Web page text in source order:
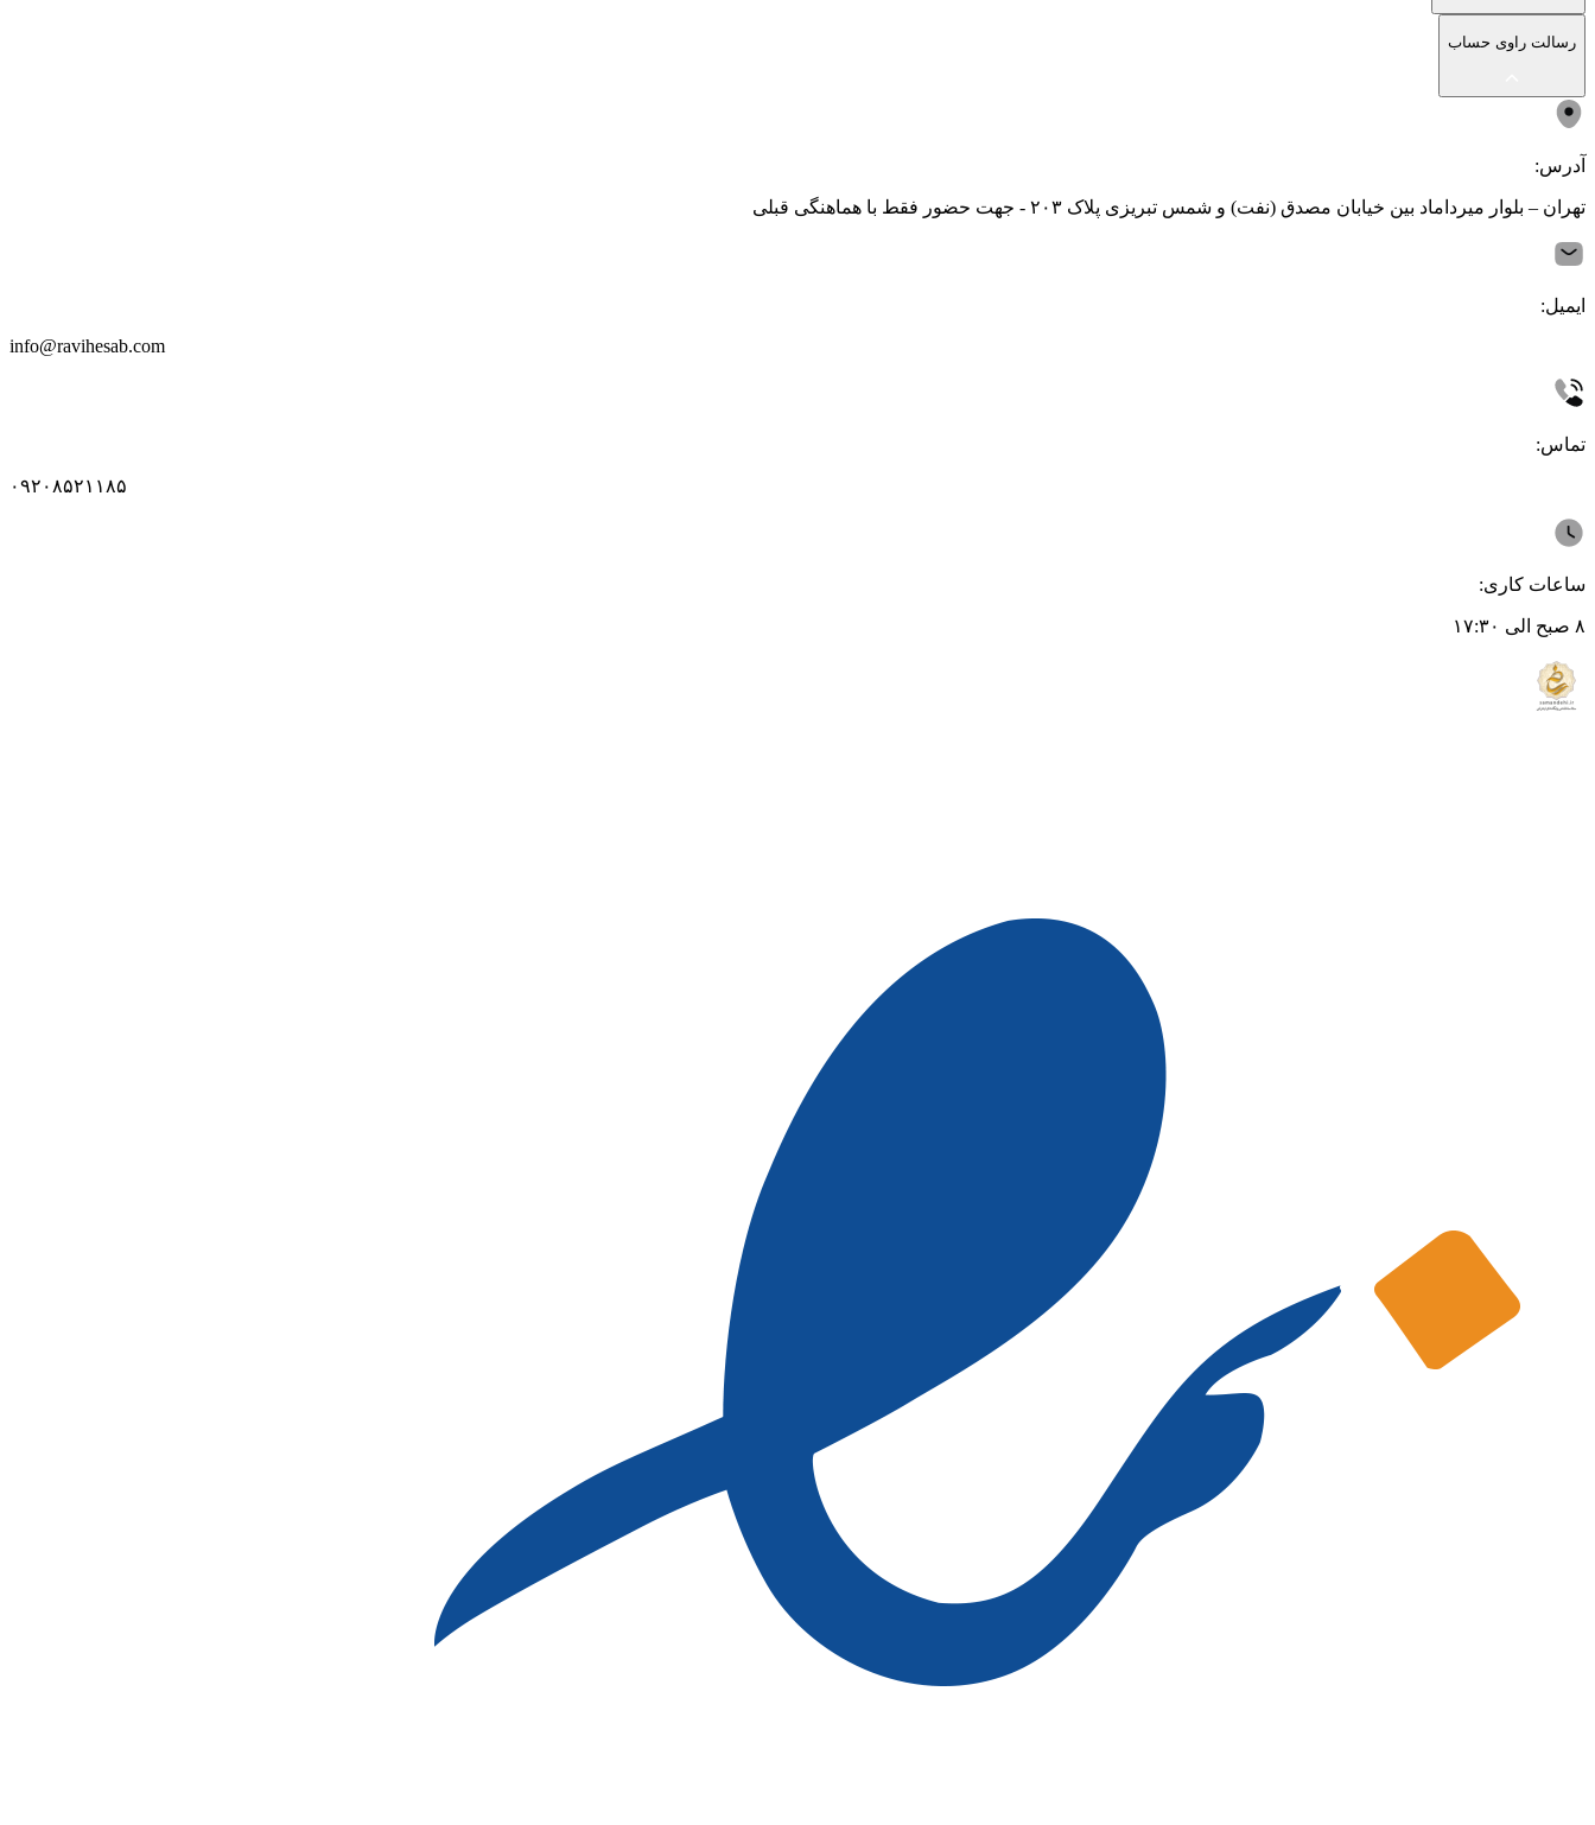
رسالت راوی حساب
آدرس:
تهران – بلوار میرداماد بین خیابان مصدق (نفت) و شمس تبریزی پلاک ۲۰۳ - جهت حضور فقط با هماهنگی قبلی
ایمیل:
info@ravihesab.com
تماس:
۰۹۲۰۸۵۲۱۱۸۵
ساعات کاری:
۸ صبح الی ۱۷:۳۰